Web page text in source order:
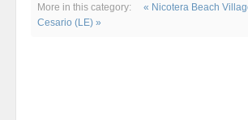
More in this category:
« Nicotera Beach
Cesario (LE) »